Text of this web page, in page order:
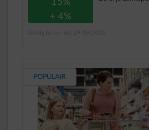
15%
+ 4%
POPULAIR